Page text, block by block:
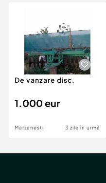
Animale de companie
Afaceri și
Inchiriere Bunuri si
Piese auto si accesorii
Dacia Duster
De vanzare disc.
1.000 eur
Marzanesti 3 zile în urmă